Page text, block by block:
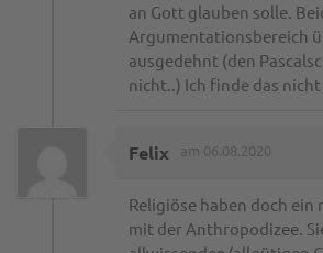
an Gott glauben solle.
Argumentationsbereich
ausgedehnt (den
nicht..) Ich finde das
Felix am 06.08.2020
Religiöse haben doch
mit der Anthropodizee.